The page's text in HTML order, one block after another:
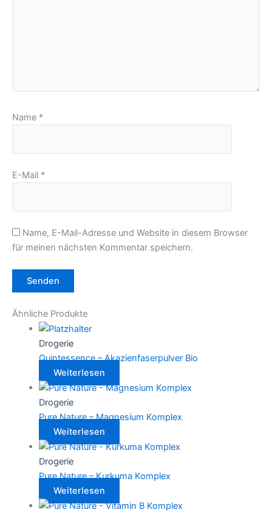
Name *
E-Mail *
Name, E-Mail-Adresse und Website in diesem Browser
für meinen nächsten Kommentar speichern.
Ähnliche Produkte
Drogerie
Quintessence – Akazienfaserpulver Bio
Weiterlesen
Drogerie
Pure Nature – Magnesium Komplex
Weiterlesen
Drogerie
Pure Nature – Kurkuma Komplex
Weiterlesen